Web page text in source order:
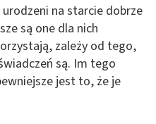
na starcie dobrze
są one dla nich
zależy od tego,
są. Im tego
jest to, że je